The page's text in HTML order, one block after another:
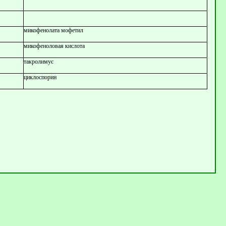
микофенолата мофетил
микофеноловая кислота
такролимус
циклоспорин